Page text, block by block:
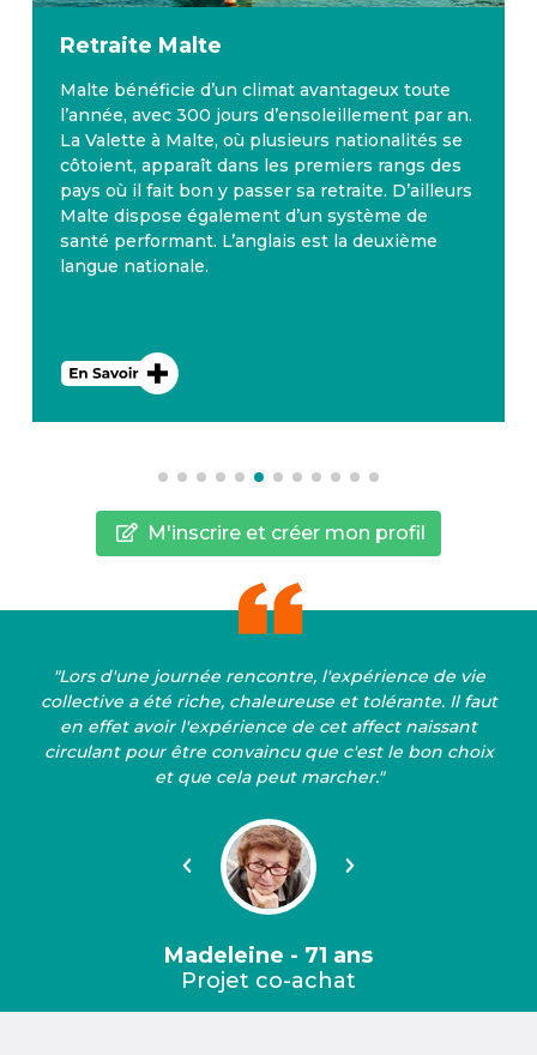
Retraite Malte
Malte bénéficie d’un climat avantageux toute
l’année, avec 300 jours d’ensoleillement par an.
La Valette à Malte, où plusieurs nationalités se
côtoient, apparaît dans les premiers rangs des
pays où il fait bon y passer sa retraite. D’ailleurs
Malte dispose également d’un système de
santé performant. L’anglais est la deuxième
langue nationale.
M'inscrire et créer mon profil
"Lors d'une journée rencontre, l'expérience de vie
collective a été riche, chaleureuse et tolérante. Il faut
en effet avoir l'expérience de cet affect naissant
circulant pour être convaincu que c'est le bon choix
et que cela peut marcher."
Précédent Suivant
Madeleine - 71 ans
Projet co-achat